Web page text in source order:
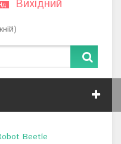
Вихідний
Beetle